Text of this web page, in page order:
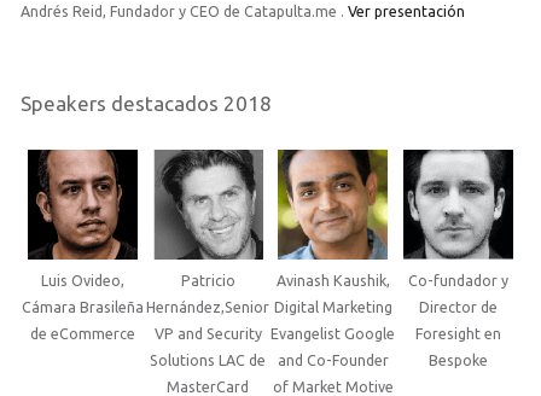
Andrés Reid, Fundador y CEO de Catapulta.me .Ver presentación
Speakers destacados 2018
Luis Ovideo,
Cámara Brasileña
de eCommerce
Patricio
Hernández,Senior
VP and Security
Solutions LAC de
MasterCard
Avinash Kaushik,
Digital Marketing
Evangelist Google
and Co-Founder
of Market Motive
Co-fundador y
Director de
Foresight en
Bespoke